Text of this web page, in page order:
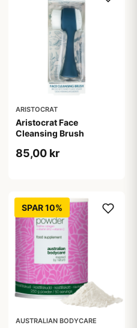
ARISTOCRAT
Aristocrat Face
Cleansing Brush
85,00 kr
SPAR 10%
AUSTRALIAN BODYCARE